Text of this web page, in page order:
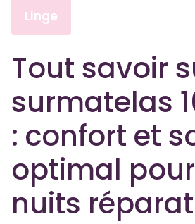
Linge
Tout savoir
surmatelas
: confort et
optimal
nuits